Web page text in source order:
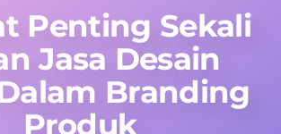
Penting Sekali
Jasa Desain
Branding
Produk